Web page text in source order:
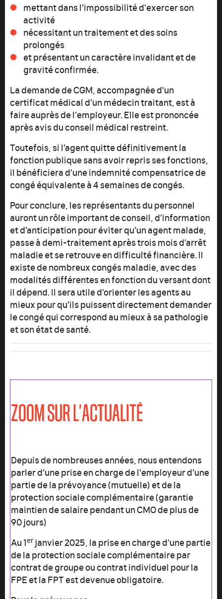
mettant dans l'impossibilité d'exercer son
activité
nécessitant un traitement et des soins
prolongés
et présentant un caractère invalidant et de
gravité confirmée.
La demande de CGM, accompagnée d'un
certificat médical d’un médecin traitant, est à
faire auprès de l’employeur. Elle est prononcée
après avis du conseil médical restreint.
Toutefois, si l’agent quitte définitivement la
fonction publique sans avoir repris ses fonctions,
il bénéficiera d'une indemnité compensatrice de
congé équivalente à 4 semaines de congés.
Pour conclure, les représentants du personnel
auront un rôle important de conseil, d’information
et d’anticipation pour éviter qu’un agent malade,
passe à demi-traitement après trois mois d’arrêt
maladie et se retrouve en difficulté financière. Il
existe de nombreux congés maladie, avec des
modalités différentes en fonction du versant dont
il dépend. Il sera utile d’orienter les agents au
mieux pour qu’ils puissent directement demander
le congé qui correspond au mieux à sa pathologie
et son état de santé.
ZOOM SUR L’ACTUALITÉ
Depuis de nombreuses années, nous entendons
parler d’une prise en charge de l’employeur d’une
partie de la prévoyance (mutuelle) et de la
protection sociale complémentaire (garantie
maintien de salaire pendant un CMO de plus de
90 jours)
Au 1erjanvier 2025, la prise en charge d'une partie
de la protection sociale complémentaire par
contrat de groupe ou contrat individuel pour la
FPE et la FPT est devenue obligatoire.